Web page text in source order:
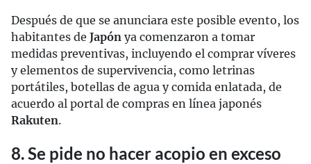
Después de que se anunciara este posible evento, los
habitantes de Japón ya comenzaron a tomar
medidas preventivas, incluyendo el comprar víveres
y elementos de supervivencia, como letrinas
portátiles, botellas de agua y comida enlatada, de
acuerdo al portal de compras en línea japonés
Rakuten.
8. Se pide no hacer acopio en exceso